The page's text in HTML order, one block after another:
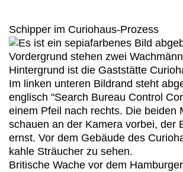
Schipper im Curiohaus-Prozess
Britische Wache vor dem